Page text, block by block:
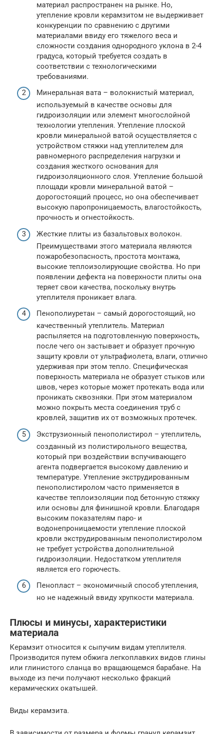
материал распространен на рынке. Но,
утепление кровли керамзитом не выдерживает
конкуренции по сравнению с другими
материалами ввиду его тяжелого веса и
сложности создания однородного уклона в 2-4
градуса, который требуется создать в
соответствии с технологическими
требованиями.
Минеральная вата – волокнистый материал,
используемый в качестве основы для
гидроизоляции или элемент многослойной
технологии утепления. Утепление плоской
кровли минеральной ватой осуществляется с
устройством стяжки над утеплителем для
равномерного распределения нагрузки и
создания жесткого основания для
гидроизоляционного слоя. Утепление большой
площади кровли минеральной ватой –
дорогостоящий процесс, но она обеспечивает
высокую паропроницаемость, влагостойкость,
прочность и огнестойкость.
Жесткие плиты из базальтовых волокон.
Преимуществами этого материала являются
пожаробезопасность, простота монтажа,
высокие теплоизолирующие свойства. Но при
появлении дефекта на поверхности плиты она
теряет свои качества, поскольку внутрь
утеплителя проникает влага.
Пенополиуретан – самый дорогостоящий, но
качественный утеплитель. Материал
распыляется на подготовленную поверхность,
после чего он застывает и образует прочную
защиту кровли от ультрафиолета, влаги, отлично
удерживая при этом тепло. Специфическая
поверхность материала не образует стыков или
швов, через которые может протекать вода или
проникать сквозняки. При этом материалом
можно покрыть места соединения труб с
кровлей, защитив их от возможных протечек.
Экструзионный пенополистирол – утеплитель,
созданный из полистирольного вещества,
который при воздействии вспучивающего
агента подвергается высокому давлению и
температуре. Утепление экструдированным
пенополистиролом часто применяется в
качестве теплоизоляции под бетонную стяжку
или основы для финишной кровли. Благодаря
высоким показателям паро- и
водонепроницаемости утепление плоской
кровли экструдированным пенополистиролом
не требует устройства дополнительной
гидроизоляции. Недостатком утеплителя
является его горючесть.
Пенопласт – экономичный способ утепления,
но не надежный ввиду хрупкости материала.
Плюсы и минусы, характеристики
материала
Керамзит относится к сыпучим видам утеплителя.
Производится путем обжига легкоплавких видов глины
или глинистого сланца во вращающемся барабане. На
выходе из печи получают несколько фракций
керамических окатышей.
Виды керамзита.